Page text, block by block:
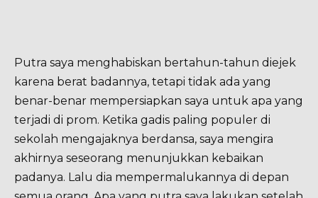
Putra saya menghabiskan bertahun-tahun diejek
karena berat badannya, tetapi tidak ada yang
benar-benar mempersiapkan saya untuk apa yang
terjadi di prom. Ketika gadis paling populer di
sekolah mengajaknya berdansa, saya mengira
akhirnya seseorang menunjukkan kebaikan
padanya. Lalu dia mempermalukannya di depan